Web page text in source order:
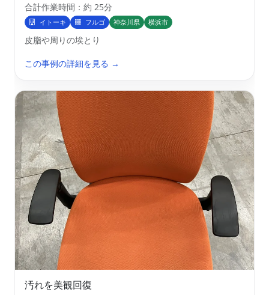
合計作業時間：約 25分
イトーキ フルゴ 神奈川県 横浜市
皮脂や周りの埃とり
この事例の詳細を見る →
汚れを美観回復